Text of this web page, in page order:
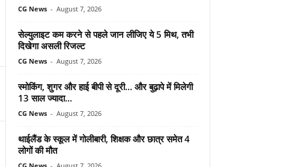
CG News - August 7, 2026
सेल्युलाइट कम करने से पहले जान लीजिए ये 5 मिथ, तभी
दिखेगा असली रिजल्ट
CG News - August 7, 2026
स्मोकिंग, शुगर और हाई बीपी से दूरी… और बुढ़ापे में मिलेगी
13 साल ज्यादा...
CG News - August 7, 2026
थाईलैंड के स्कूल में गोलीबारी, शिक्षक और छात्र समेत 4
लोगों की मौत